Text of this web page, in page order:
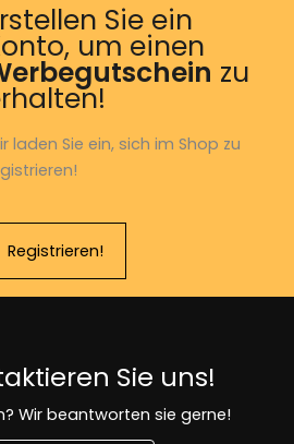
Sie ein
um einen
zu
laden Sie ein, sich im Shop zu
Registrieren!
Sie uns!
Wir beantworten sie gerne!